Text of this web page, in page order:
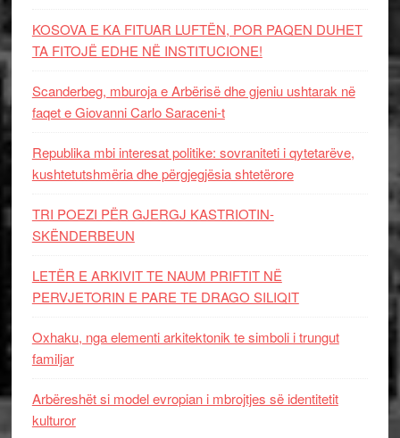
KOSOVA E KA FITUAR LUFTËN, POR PAQEN DUHET
TA FITOJË EDHE NË INSTITUCIONE!
Scanderbeg, mburoja e Arbërisë dhe gjeniu ushtarak në
faqet e Giovanni Carlo Saraceni-t
Republika mbi interesat politike: sovraniteti i qytetarëve,
kushtetutshmëria dhe përgjegjësia shtetërore
TRI POEZI PËR GJERGJ KASTRIOTIN-
SKËNDERBEUN
LETËR E ARKIVIT TE NAUM PRIFTIT NË
PERVJETORIN E PARE TE DRAGO SILIQIT
Oxhaku, nga elementi arkitektonik te simboli i trungut
familjar
Arbëreshët si model evropian i mbrojtjes së identitetit
kulturor